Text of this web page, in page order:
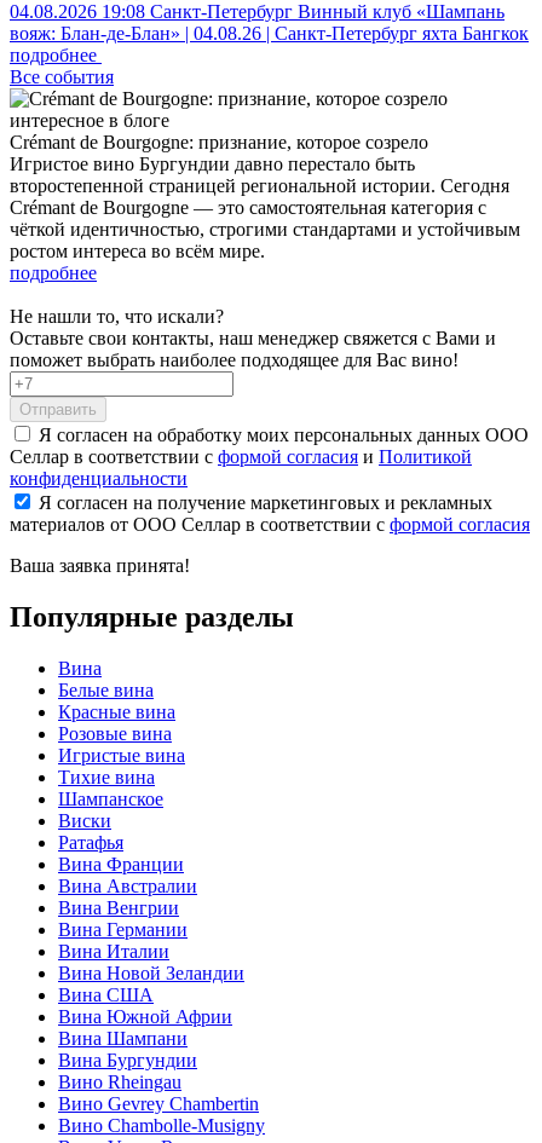
04.08.2026 19:08 Санкт-Петербург Винный клуб «Шампань
вояж: Блан-де-Блан» | 04.08.26 | Санкт-Петербург яхта Бангкок
подробнее
Все события
интересное в блоге
Crémant de Bourgogne: признание, которое созрело
Игристое вино Бургундии давно перестало быть
второстепенной страницей региональной истории. Сегодня
Crémant de Bourgogne — это самостоятельная категория с
чёткой идентичностью, строгими стандартами и устойчивым
ростом интереса во всём мире.
подробнее
Не нашли то, что искали?
Оставьте свои контакты, наш менеджер свяжется с Вами и
поможет выбрать наиболее подходящее для Вас вино!
Отправить
Я согласен на обработку моих персональных данных ООО
Селлар в соответствии с формой согласия и Политикой
конфиденциальности
Я согласен на получение маркетинговых и рекламных
материалов от ООО Селлар в соответствии с формой согласия
Ваша заявка принята!
Популярные разделы
Вина
Белые вина
Красные вина
Розовые вина
Игристые вина
Тихие вина
Шампанское
Виски
Ратафья
Вина Франции
Вина Австралии
Вина Венгрии
Вина Германии
Вина Италии
Вина Новой Зеландии
Вина США
Вина Южной Африи
Вина Шампани
Вина Бургундии
Вино Rheingau
Вино Gevrey Chambertin
Вино Chambolle-Musigny